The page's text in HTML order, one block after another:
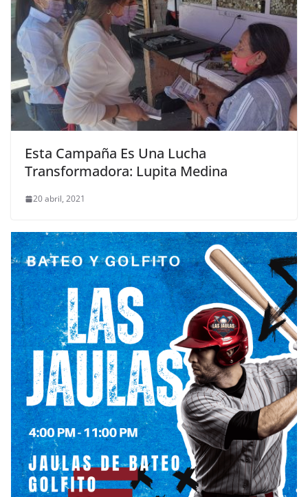
Esta Campaña Es Una Lucha
Transformadora: Lupita Medina
20 abril, 2021